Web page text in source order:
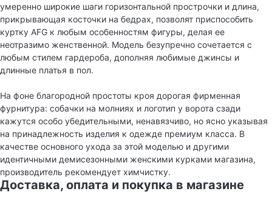
умеренно широкие шаги горизонтальной прострочки и длина,
прикрывающая косточки на бедрах, позволят приспособить
куртку AFG к любым особенностям фигуры, делая ее
неотразимо женственной. Модель безупречно сочетается с
любым стилем гардероба, дополняя любимые джинсы и
длинные платья в пол.
На фоне благородной простоты кроя дорогая фирменная
фурнитура: собачки на молниях и логотип у ворота сзади
кажутся особо убедительными, ненавязчиво, но ясно указывая
на принадлежность изделия к одежде премиум класса. В
качестве основного ухода за этой моделью и другими
идентичными демисезонными женскими курками магазина,
производитель рекомендует химчистку.
Доставка, оплата и покупка в магазине